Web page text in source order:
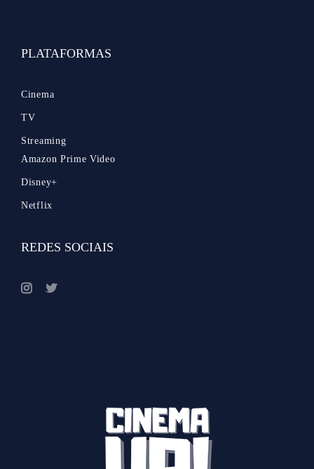
PLATAFORMAS
Cinema
TV
Streaming
Amazon Prime Video
Disney+
Netflix
REDES SOCIAIS